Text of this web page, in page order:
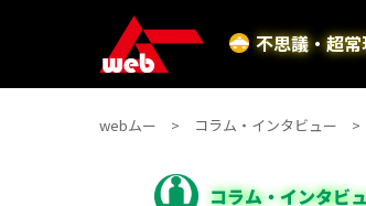
不思議・超
webムー コラム・インタビュー
コラム・インタビ